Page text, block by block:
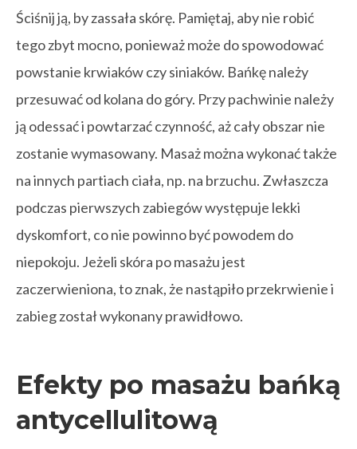
Ściśnij ją, by zassała skórę. Pamiętaj, aby nie robić
tego zbyt mocno, ponieważ może do spowodować
powstanie krwiaków czy siniaków. Bańkę należy
przesuwać od kolana do góry. Przy pachwinie należy
ją odessać i powtarzać czynność, aż cały obszar nie
zostanie wymasowany. Masaż można wykonać także
na innych partiach ciała, np. na brzuchu. Zwłaszcza
podczas pierwszych zabiegów występuje lekki
dyskomfort, co nie powinno być powodem do
niepokoju. Jeżeli skóra po masażu jest
zaczerwieniona, to znak, że nastąpiło przekrwienie i
zabieg został wykonany prawidłowo.
Efekty po masażu bańką
antycellulitową